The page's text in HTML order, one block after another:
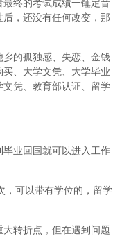
终的考试成绩一锤定音
，还没有任何改变，那
的孤独感、失恋、金钱
、大学文凭、大学毕业
凭、教育部认证、留学
业回国就可以进入工作
，可以带有学位的，留学
转折点，但在遇到问题